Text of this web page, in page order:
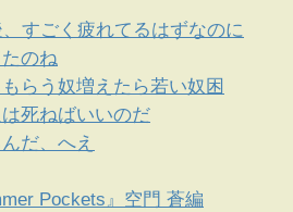
すごく疲れてるはずなのに
のね
らう奴増えたら若い奴困
死ねばいいのだ
だ、へえ
Pockets』空門 蒼編